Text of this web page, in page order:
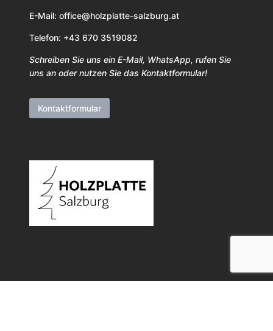
E-Mail: office@holzplatte-salzburg.at
Telefon: +43 670 3519082
Schreiben Sie uns ein E-Mail, WhatsApp, rufen Sie
uns an oder nutzen Sie das Kontaktformular!
Kontaktformular